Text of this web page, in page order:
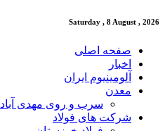
Saturday , 8 August , 2026
صفحه اصلی
اخبار
آلومینیوم ایران
معدن
سرب و روی مهدی آباد
شرکت های فولاد